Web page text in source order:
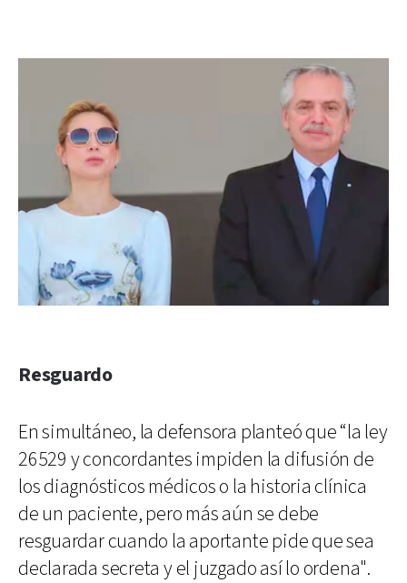
Resguardo
En simultáneo, la defensora planteó que “la ley
26529 y concordantes impiden la difusión de
los diagnósticos médicos o la historia clínica
de un paciente, pero más aún se debe
resguardar cuando la aportante pide que sea
declarada secreta y el juzgado así lo ordena".